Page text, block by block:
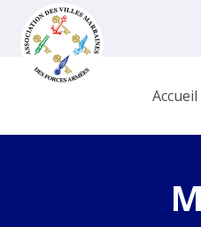
Accueil